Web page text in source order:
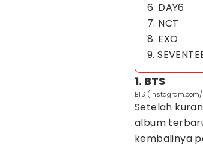
6. DAY6
7. NCT
8. EXO
9.
1. BTS
BTS
Setelah
album
kembalinya